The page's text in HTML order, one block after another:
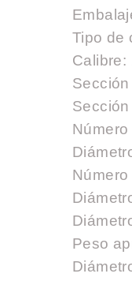
Tipo de
Calibre:
Peso